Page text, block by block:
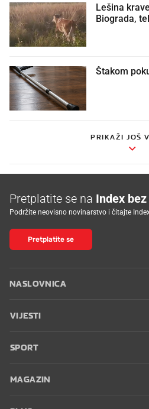
Lešina
Biograda,
Štakom
PRIKAŽI JOŠ
Pretplatite se na Index
Podržite neovisno novinarstvo i čitajte
Pretplatite se
NASLOVNICA
VIJESTI
SPORT
MAGAZIN